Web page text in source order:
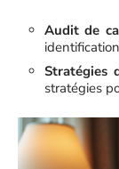
Audit de
Stratégies
stratégies